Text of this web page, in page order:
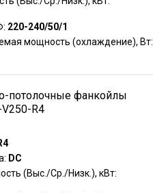
220-240/50/1
мощность (охлаждение), Вт:
потолочные фанкойлы
R4
DC
(Выс./Ср./Низк.), кВт: